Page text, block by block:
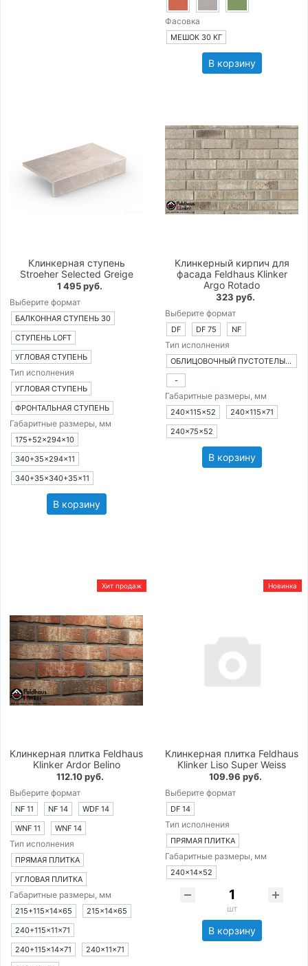
Фасовка
МЕШОК 30 КГ
В корзину
Клинкерная ступень
Stroeher Selected Greige
1 495 руб.
Выберите формат
БАЛКОННАЯ СТУПЕНЬ 30
СТУПЕНЬ LOFT
УГЛОВАЯ СТУПЕНЬ
Тип исполнения
УГЛОВАЯ СТУПЕНЬ
ФРОНТАЛЬНАЯ СТУПЕНЬ
Габаритные размеры, мм
175+52×294×10
340+35×294×11
340+35×340+35×11
В корзину
Клинкерный кирпич для
фасада Feldhaus Klinker
Argo Rotado
323 руб.
Выберите формат
DF DF 75 NF
Тип исполнения
ОБЛИЦОВОЧНЫЙ ПУСТОТЕЛЫЙ КИРПИЧ
-
Габаритные размеры, мм
240×115×52
240×115×71
240×75×52
В корзину
Хит продаж
Клинкерная плитка Feldhaus
Klinker Ardor Belino
112.10 руб.
Выберите формат
NF 11 NF 14
WDF 14
WNF 11
WNF 14
Тип исполнения
ПРЯМАЯ ПЛИТКА
УГЛОВАЯ ПЛИТКА
Габаритные размеры, мм
215+115×14×65
215×14×65
240+115×11×71
240+115×14×71
240×11×71
Новинка
Клинкерная плитка Feldhaus
Klinker Liso Super Weiss
109.96 руб.
Выберите формат
DF 14
Тип исполнения
ПРЯМАЯ ПЛИТКА
Габаритные размеры, мм
240×14×52
шт
В корзину